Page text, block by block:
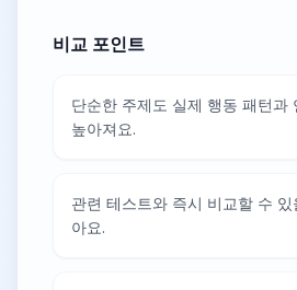
비교 포인트
단순한 주제도 실제 행동 패턴과
높아져요.
관련 테스트와 즉시 비교할 수
아요.